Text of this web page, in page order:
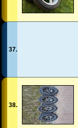
37.
38.